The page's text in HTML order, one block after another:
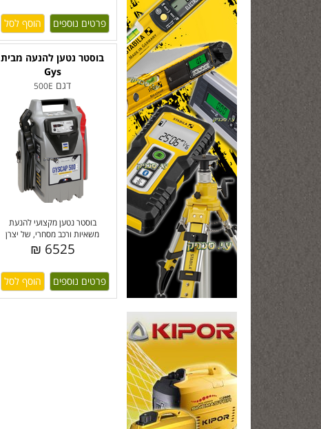
פרטים נוספים
בוסטר נטען להנעה מבית
Gys
דגם 500E
בוסטר נטען מקצועי להנעת
משאיות ורכב מסחרי, של יצרן
6525 ₪
פרטים נוספים